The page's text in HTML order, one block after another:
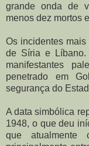
grande onda de
menos dez mortos
Os incidentes mais
de Síria e Líbano.
manifestantes
penetrado em
segurança do
A data simbólica
1948, o que deu
que atualmente